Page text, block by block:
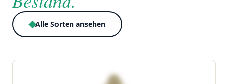
Alle Sorten ansehen